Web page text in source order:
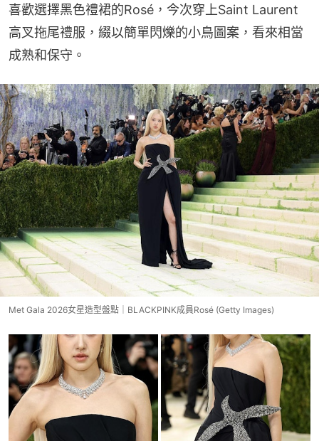
喜歡選擇黑色禮裙的Rosé，今次穿上Saint Laurent
高叉拖尾禮服，綴以簡單閃爍的小鳥圖案，看來相當
成熟和保守。
Met Gala 2026女星造型盤點｜BLACKPINK成員Rosé (Getty Images)